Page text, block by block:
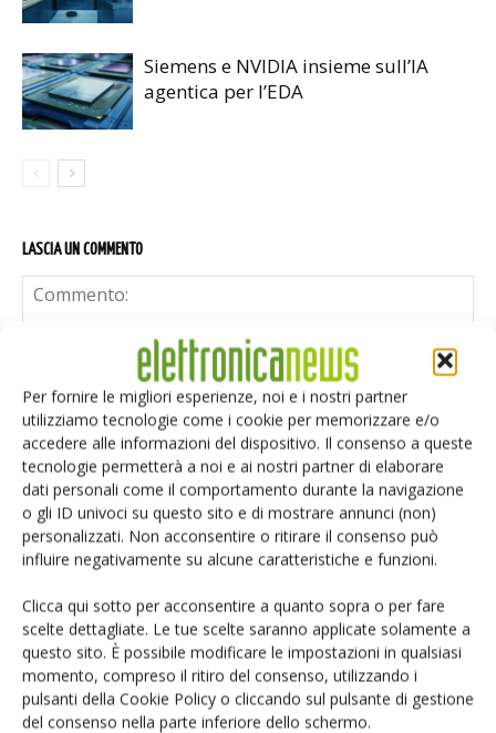
Per fornire le migliori esperienze, noi e i nostri partner
utilizziamo tecnologie come i cookie per memorizzare e/o
accedere alle informazioni del dispositivo. Il consenso a queste
tecnologie permetterà a noi e ai nostri partner di elaborare
dati personali come il comportamento durante la navigazione
o gli ID univoci su questo sito e di mostrare annunci (non)
personalizzati. Non acconsentire o ritirare il consenso può
influire negativamente su alcune caratteristiche e funzioni.
Clicca qui sotto per acconsentire a quanto sopra o per fare
scelte dettagliate. Le tue scelte saranno applicate solamente a
questo sito. È possibile modificare le impostazioni in qualsiasi
momento, compreso il ritiro del consenso, utilizzando i
pulsanti della Cookie Policy o cliccando sul pulsante di gestione
del consenso nella parte inferiore dello schermo.
Siemens e NVIDIA insieme sull’IA
agentica per l’EDA
LASCIA UN COMMENTO
Salva il mio nome, email e sito web in questo browser per i
prossimi commenti.